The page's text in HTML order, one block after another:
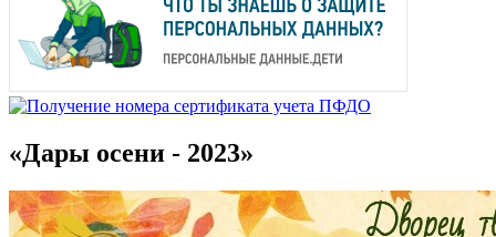
«Дары осени - 2023»